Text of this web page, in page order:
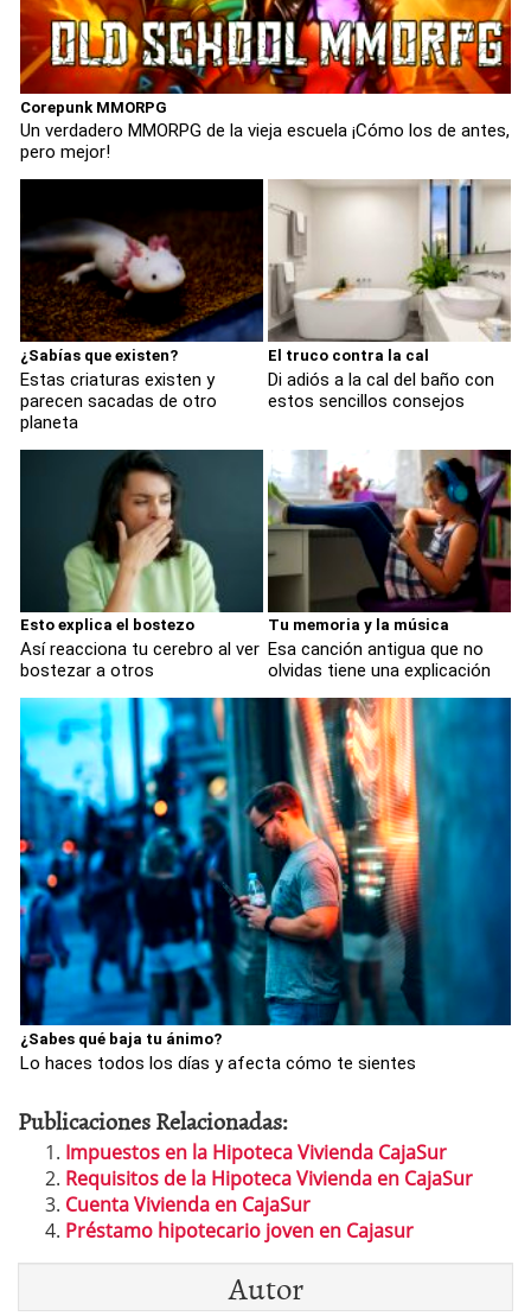
Corepunk MMORPG
Un verdadero MMORPG de la vieja escuela ¡Cómo los de antes,
pero mejor!
¿Sabías que existen?
Estas criaturas existen y
parecen sacadas de otro
planeta
El truco contra la cal
Di adiós a la cal del baño con
estos sencillos consejos
Esto explica el bostezo
Así reacciona tu cerebro al ver
bostezar a otros
Tu memoria y la música
Esa canción antigua que no
olvidas tiene una explicación
¿Sabes qué baja tu ánimo?
Lo haces todos los días y afecta cómo te sientes
Publicaciones Relacionadas:
Impuestos en la Hipoteca Vivienda CajaSur
Requisitos de la Hipoteca Vivienda en CajaSur
Cuenta Vivienda en CajaSur
Préstamo hipotecario joven en Cajasur
Autor